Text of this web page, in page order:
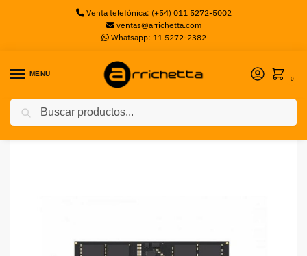
Venta telefónica: (+54) 011 5272-5002
ventas@arrichetta.com
Whatsapp: 11 5272-2382
MENU
0
Inicio Memorias Notebook / Memoria LEXAR SODIMM DDR5 16GB 5600MHz